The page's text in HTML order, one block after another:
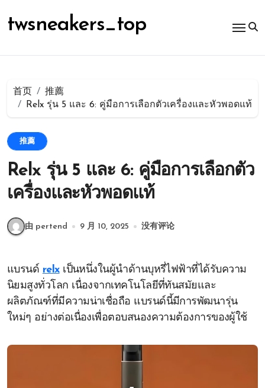
容
twsneakers_top
首页
推薦
Relx รุ่น 5 และ 6: คู่มือการเลือกตัวเครื่องและหัวพอดแท้
推薦
Relx รุ่น 5 และ 6: คู่มือการเลือกตัว
เครื่องและหัวพอดแท้
由 pertend 9 月 10, 2025 没有评论
แบรนด์ relxเป็นหนึ่งในผู้นำด้านบุหรี่ไฟฟ้าที่ได้รับความ
นิยมสูงทั่วโลก เนื่องจากเทคโนโลยีที่ทันสมัยและ
ผลิตภัณฑ์ที่มีความน่าเชื่อถือ แบรนด์นี้มีการพัฒนารุ่น
ใหม่ๆ อย่างต่อเนื่องเพื่อตอบสนองความต้องการของผู้ใช้